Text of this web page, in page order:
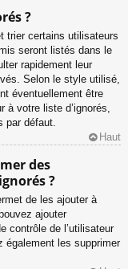
?
trier certains utilisateurs
seront listés dans le
rapidement leur
Selon le style utilisé,
éventuellement être
à votre liste d’ignorés,
par défaut.
Haut
des
?
de les ajouter à
ajouter
contrôle de l’utilisateur
également les supprimer